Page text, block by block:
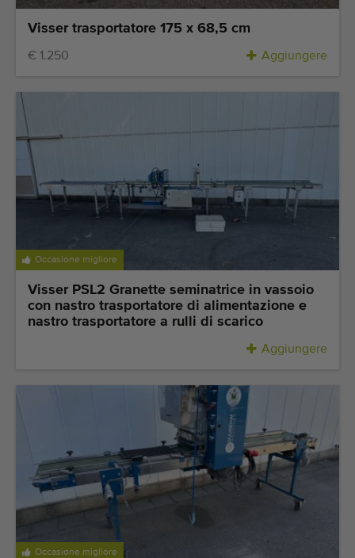
Visser trasportatore 175 x 68,5 cm
€ 1.250 Aggiungere
Occasione migliore
Visser PSL2 Granette seminatrice in vassoio
con nastro trasportatore di alimentazione e
nastro trasportatore a rulli di scarico
Aggiungere
Occasione migliore